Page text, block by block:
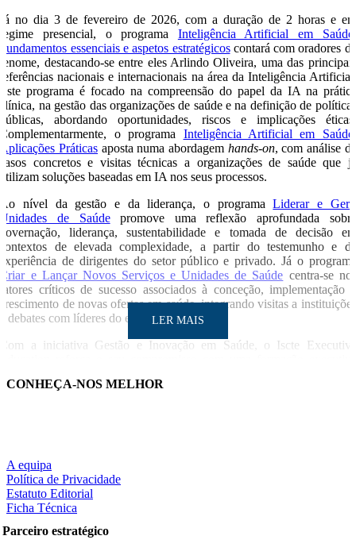
Já no dia 3 de fevereiro de 2026, com a duração de 2 horas e em
regime presencial, o programa Inteligência Artificial em Saúde:
Fundamentos essenciais e aspetos estratégicoscontará com oradores de
renome, destacando-se entre eles Arlindo Oliveira, uma das principais
referências nacionais e internacionais na área da Inteligência Artificial.
Este programa é focado na compreensão do papel da IA na prática
clínica, na gestão das organizações de saúde e na definição de políticas
públicas, abordando oportunidades, riscos e implicações éticas.
Complementarmente, o programa Inteligência Artificial em Saúde:
Aplicações Práticas aposta numa abordagem hands-on, com análise de
casos concretos e visitas técnicas a organizações de saúde que já
utilizam soluções baseadas em IA nos seus processos.
Ao nível da gestão e da liderança, o programaLiderar e Gerir
Unidades de Saúdepromove uma reflexão aprofundada sobre
governação, liderança, sustentabilidade e tomada de decisão em
contextos de elevada complexidade, a partir do testemunho e da
experiência de dirigentes do setor público e privado. Já o programa
Criar e Lançar Novos Serviços e Unidades de Saúde centra-se nos
fatores críticos de sucesso associados à conceção, implementação e
crescimento de novas ofertas em saúde, integrando visitas a instituições
e debates com líderes do ecossistema.
Com a iniciativa Gestão e Inovação em Saúde, o Iscte Executive
necessidade crescente de inovação, visão estratégica e capacidade de
Partilhe nas redes sociais:
LER MAIS
CONHEÇA-NOS MELHOR
A equipa
Política de Privacidade
Estatuto Editorial
Ficha Técnica
Parceiro estratégico